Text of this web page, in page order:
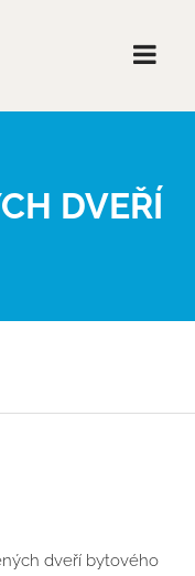
DVEŘÍ
dveří bytového